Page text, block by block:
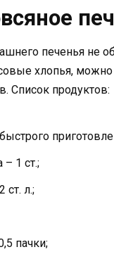
печенья не
хлопья,
Список продуктов:
1 ст.;
л.;
пачки;